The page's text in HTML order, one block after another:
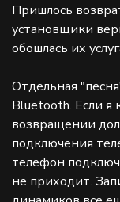
Пришлось
установщики
обошлась их
Отдельная
Bluetooth. Если я
возвращении
подключения
телефон
не приходит.